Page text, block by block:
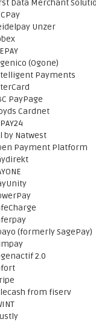
Data Merchant
Unzer
(Ogone)
Payments
PayPage
Cardnet
by Natwest
Payment Platform
(formerly SagePay)
2.0
from fiserv